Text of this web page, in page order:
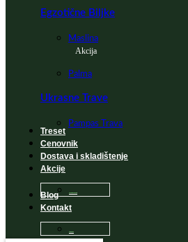
Egzotične Biljke
Maslina
Akcija
Palma
Ukrasne Trave
Pampas Trava
Treset
Cenovnik
Dostava i skladištenje
Akcije
Blog
Kontakt